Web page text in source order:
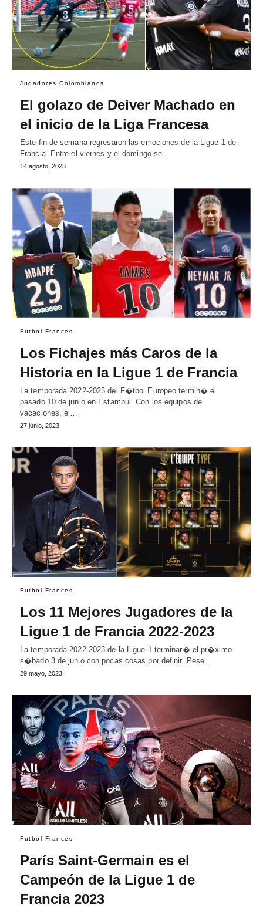
Jugadores Colombianos
El golazo de Deiver Machado en
el inicio de la Liga Francesa
Este fin de semana regresaron las emociones de la Ligue 1 de
Francia. Entre el viernes y el domingo se…
14 agosto, 2023
Fútbol Francés
Los Fichajes más Caros de la
Historia en la Ligue 1 de Francia
La temporada 2022-2023 del F�tbol Europeo termin� el
pasado 10 de junio en Estambul. Con los equipos de
vacaciones, el…
27 junio, 2023
Fútbol Francés
Los 11 Mejores Jugadores de la
Ligue 1 de Francia 2022-2023
La temporada 2022-2023 de la Ligue 1 terminar� el pr�ximo
s�bado 3 de junio con pocas cosas por definir. Pese…
29 mayo, 2023
Fútbol Francés
París Saint-Germain es el
Campeón de la Ligue 1 de
Francia 2023